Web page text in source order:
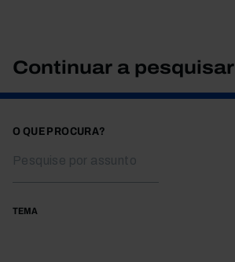
Continuar a pesquisar
O QUE PROCURA?
TEMA